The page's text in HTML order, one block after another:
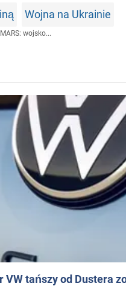
Wojna na Ukrainie
wojsko...
VW tańszy od Dustera